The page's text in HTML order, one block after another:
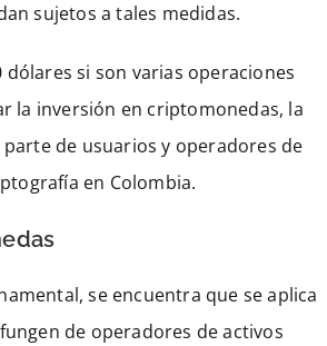
sujetos a tales medidas.
si son varias operaciones
la inversión en criptomonedas, la
de usuarios y operadores de
en Colombia.
se encuentra que se aplica
de operadores de activos